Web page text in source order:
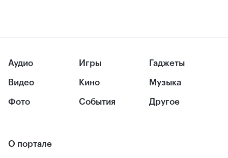
Аудио
Видео
Фото
Игры
Кино
События
Гаджеты
Музыка
Другое
О портале